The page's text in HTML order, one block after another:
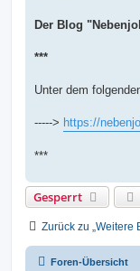
Der Blog
***
Unter dem
-----> https://
***
Gesperrt
Zurück zu „Weitere
Foren-Übersicht